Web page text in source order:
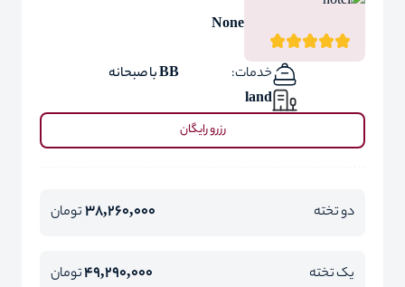
None
خدمات:
BB با صبحانه
land
رزرو رایگان
دو تخته 38,260,000تومان
یک تخته 49,290,000تومان